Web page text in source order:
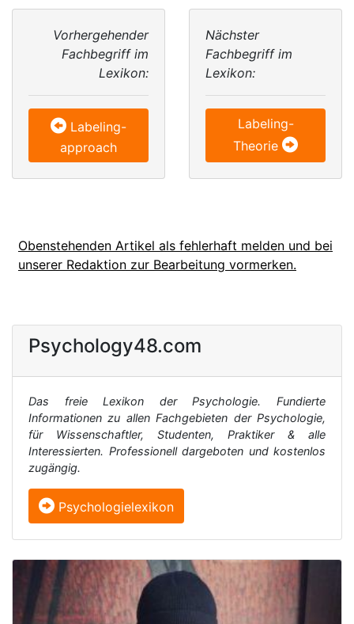
Vorhergehender
Fachbegriff im
Lexikon:
Labeling-
approach
Nächster
Fachbegriff im
Lexikon:
Labeling-
Theorie
Obenstehenden Artikel als fehlerhaft melden und bei
unserer Redaktion zur Bearbeitung vormerken.
Psychology48.com
Das freie Lexikon der Psychologie. Fundierte
Informationen zu allen Fachgebieten der Psychologie,
für Wissenschaftler, Studenten, Praktiker & alle
Interessierten. Professionell dargeboten und kostenlos
zugängig.
Psychologielexikon